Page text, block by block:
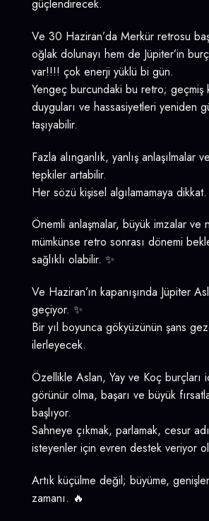
güçlendirecek.
Ve 30 Haziran’da Merkür retrosu
oğlak dolunayı hem de Jüpiter’in
var!!!! çok enerji yüklü bi gün.
Yengeç burcundaki bu retro; geçmiş
duyguları ve hassasiyetleri yeniden
taşıyabilir.
Fazla alınganlık, yanlış anlaşılmalar
tepkiler artabilir.
Her sözü kişisel algılamamaya dikkat.
Önemli anlaşmalar, büyük imzalar ve
mümkünse retro sonrası dönemi
sağlıklı olabilir. ✨
Ve Haziran’ın kapanışında Jüpiter
geçiyor. ✨
Bir yıl boyunca gökyüzünün şans
ilerleyecek.
Özellikle Aslan, Yay ve Koç burçları
görünür olma, başarı ve büyük
başlıyor.
Sahneye çıkmak, parlamak, cesur
isteyenler için evren destek veriyor
Artık küçülme değil; büyüme,
zamanı. 🔥